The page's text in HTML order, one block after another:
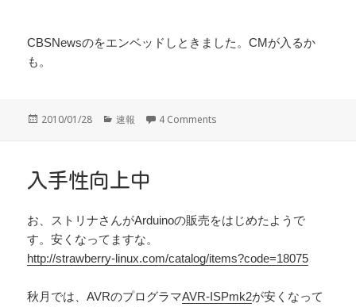
CBSNewsのをエンベッドしときました。CMが入るか
も。
投
2010/01/28
カ
ー
速報 4 Comments
入手性向上中
お、ストリナさんがArduinoの販売をはじめたようで
す。安くなってますな。
http://strawberry-linux.com/catalog/items?code=18075
秋月では、AVRのプログラマAVR-ISPmk2が安くなって